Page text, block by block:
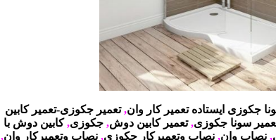
جکوزی ایستاده تعمیر کار وان,تعمیر جکوزی-تعمیر کابین
سونا جکوزی,تعمیر کابین دوش,جکوزی,کابین دوش با
,نصاب وان,نصاب وتعمیرکار جکوزی,نصاب وتعمیرکار وان,